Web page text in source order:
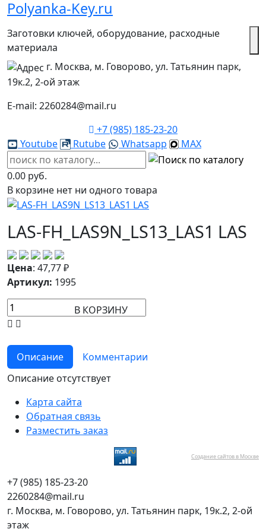
Polyanka-Key.ru
Заготовки ключей, оборудование, расходные
материала
г. Москва, м. Говорово, ул. Татьянин парк,
19к.2, 2-ой этаж
E-mail: 2260284@mail.ru
+7 (985) 185-23-20
Youtube
Rutube Whatsapp MAX
0.00 руб.
В корзине нет ни одного товара
LAS-FH_LAS9N_LS13_LAS1 LAS
Цена: 47,77₽
Артикул: 1995
В КОРЗИНУ
Описание
Комментарии
Описание отсутствует
Карта сайта
Обратная связь
Разместить заказ
Создание сайтов в Москве
+7 (985) 185-23-20
2260284@mail.ru
г. Москва, м. Говорово, ул. Татьянин парк, 19к.2, 2-ой
этаж